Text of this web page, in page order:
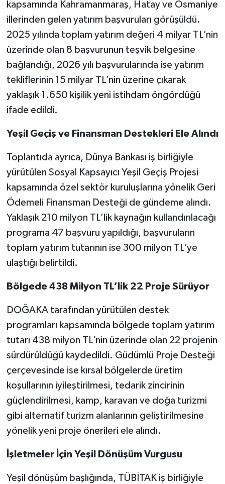
kapsamında Kahramanmaraş, Hatay ve Osmaniye
illerinden gelen yatırım başvuruları görüşüldü.
2025 yılında toplam yatırım değeri 4 milyar TL’nin
üzerinde olan 8 başvurunun teşvik belgesine
bağlandığı, 2026 yılı başvurularında ise yatırım
tekliflerinin 15 milyar TL’nin üzerine çıkarak
yaklaşık 1.650 kişilik yeni istihdam öngördüğü
ifade edildi.
Yeşil Geçiş ve Finansman Destekleri Ele Alındı
Toplantıda ayrıca, Dünya Bankası iş birliğiyle
yürütülen Sosyal Kapsayıcı Yeşil Geçiş Projesi
kapsamında özel sektör kuruluşlarına yönelik Geri
Ödemeli Finansman Desteği de gündeme alındı.
Yaklaşık 210 milyon TL’lik kaynağın kullandırılacağı
programa 47 başvuru yapıldığı, başvuruların
toplam yatırım tutarının ise 300 milyon TL’ye
ulaştığı belirtildi.
Bölgede 438 Milyon TL’lik 22 Proje Sürüyor
DOĞAKA tarafından yürütülen destek
programları kapsamında bölgede toplam yatırım
tutarı 438 milyon TL’nin üzerinde olan 22 projenin
sürdürüldüğü kaydedildi. Güdümlü Proje Desteği
çerçevesinde ise kırsal bölgelerde üretim
koşullarının iyileştirilmesi, tedarik zincirinin
güçlendirilmesi, kamp, karavan ve doğa turizmi
gibi alternatif turizm alanlarının geliştirilmesine
yönelik yeni proje önerileri ele alındı.
İşletmeler İçin Yeşil Dönüşüm Vurgusu
Yeşil dönüşüm başlığında, TÜBİTAK iş birliğiyle